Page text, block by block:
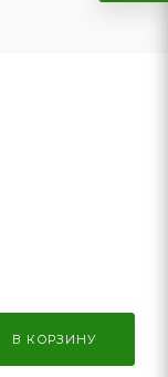
В КОРЗИНУ